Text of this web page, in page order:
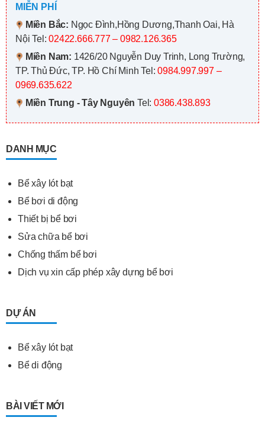
MIỄN PHÍ
Miền Bắc: Ngọc Đình,Hồng Dương,Thanh Oai, Hà
Nội Tel:02422.666.777 – 0982.126.365
Miền Nam: 1426/20 Nguyễn Duy Trinh, Long Trường,
TP. Thủ Đức, TP. Hồ Chí Minh Tel:0984.997.997 –
0969.635.622
Miền Trung - Tây Nguyên Tel:0386.438.893
DANH MỤC
Bể xây lót bạt
Bể bơi di động
Thiết bị bể bơi
Sửa chữa bể bơi
Chống thấm bể bơi
Dịch vụ xin cấp phép xây dựng bể bơi
DỰ ÁN
Bể xây lót bạt
Bể di động
BÀI VIẾT MỚI